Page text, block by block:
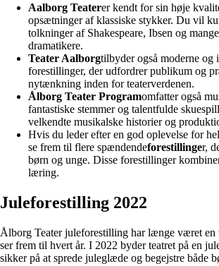
Aalborg Teaterer kendt for sin høje
opsætninger af klassiske stykker. Du vil
tolkninger af Shakespeare, Ibsen og
dramatikere.
Teater Aalborgtilbyder også moderne og
forestillinger, der udfordrer publikum og
nytænkning inden for teaterverdenen.
Ålborg Teater Programomfatter også
fantastiske stemmer og talentfulde
velkendte musikalske historier og
Hvis du leder efter en god oplevelse for
se frem til flere spændendeforestillinger,
børn og unge. Disse forestillinger
læring.
Juleforestilling 2022
Ålborg Teater juleforestilling har længe været en
ser frem til hvert år. I 2022 byder teatret på en
sikker på at sprede juleglæde og begejstre både